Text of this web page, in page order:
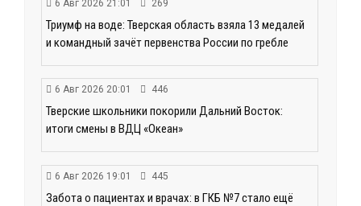
6 Авг 2026 21:01 269
Триумф на воде: Тверская область взяла 13 медалей
и командный зачёт первенства России по гребле
6 Авг 2026 20:01 446
Тверские школьники покорили Дальний Восток:
итоги смены в ВДЦ «Океан»
6 Авг 2026 19:01 445
Забота о пациентах и врачах: в ГКБ №7 стало ещё